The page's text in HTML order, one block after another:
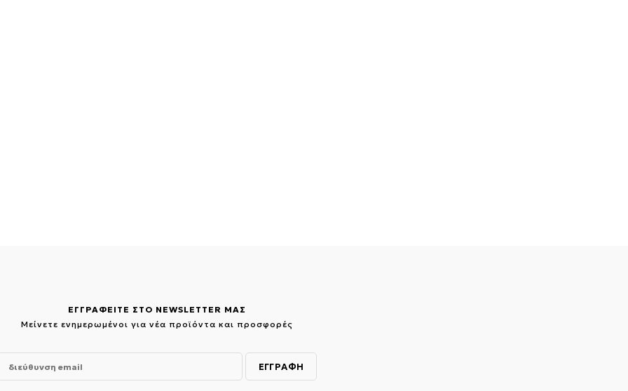
ΕΓΓΡΑΦΕΙΤΕ ΣΤΟ NEWSLETTER ΜΑΣ
Μείνετε ενημερωμένοι για νέα προϊόντα και προσφορές